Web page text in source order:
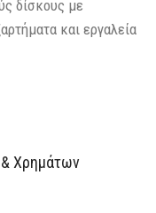
δίσκους με
και εργαλεία
Χρημάτων